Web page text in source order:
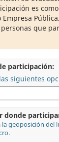
es
que
participación:
siguientes
donde
la geoposición del